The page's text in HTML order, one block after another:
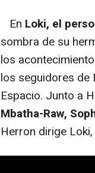
En Loki, el
sombra de su
los
los seguidores de
Espacio. Junto a
Mbatha-Raw,
Herron dirige